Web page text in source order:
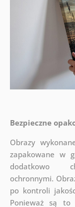
Bezpieczne
Obrazy
zapakowane w
dodatkowo
ochronnymi.
po kontroli
Ponieważ są to